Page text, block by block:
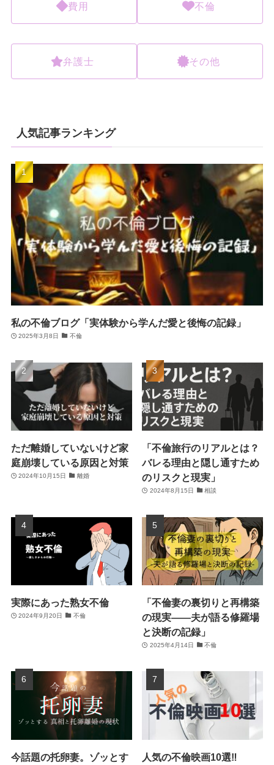
費用 不倫
弁護士 その他
人気記事ランキング
私の不倫ブログ「実体験から学んだ愛と後悔の記録」
2025年3月8日 不倫
ただ離婚していないけど家
庭崩壊している原因と対策
2024年10月15日 離婚
「不倫旅行のリアルとは？
バレる理由と隠し通すため
のリスクと現実」
2024年8月15日 相談
実際にあった熟女不倫
2024年9月20日 不倫
「不倫妻の裏切りと再構築
の現実――夫が語る修羅場
と決断の記録」
2025年4月14日 不倫
今話題の托卵妻。ゾッとす
人気の不倫映画10選‼